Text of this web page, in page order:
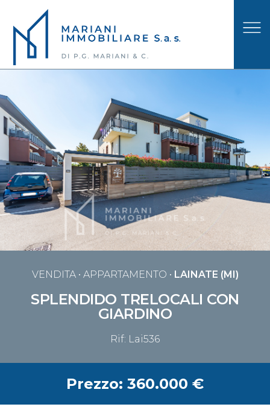
VENDITA• APPARTAMENTO • LAINATE (MI)
SPLENDIDO TRELOCALI CON
GIARDINO
Rif: Lai536
Prezzo: 360.000 €